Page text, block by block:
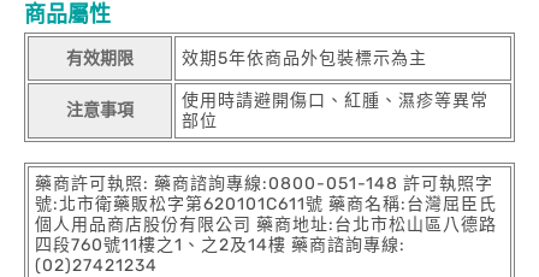
商品屬性
有效期限 效期5年依商品外包裝標示為主
注意事項
使用時請避開傷口、紅腫、濕疹等異常
部位
藥商許可執照: 藥商諮詢專線:0800-051-148 許可執照字
號:北市衛藥販松字第620101C611號 藥商名稱:台灣屈臣氏
個人用品商店股份有限公司 藥商地址:台北市松山區八德路
四段760號11樓之1、之2及14樓 藥商諮詢專線:
(02)27421234